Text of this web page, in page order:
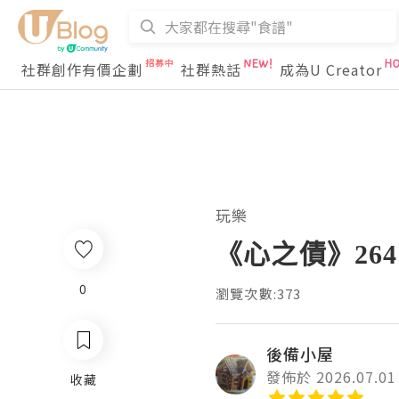
社群創作有價企劃 社群熱話 成為U Creator
玩樂
《心之債》264
瀏覽次數:373
後備小屋
發佈於 2026.07.01
0
收藏